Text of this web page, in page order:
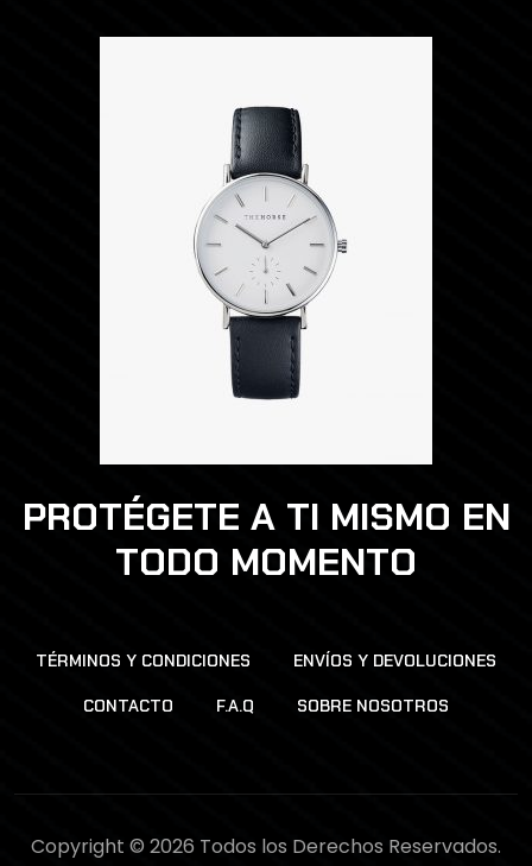
PROTÉGETE A TI MISMO EN
TODO MOMENTO
TÉRMINOS Y CONDICIONES ENVÍOS Y DEVOLUCIONES
CONTACTO F.A.Q SOBRE NOSOTROS
Copyright © 2026 Todos los Derechos Reservados.